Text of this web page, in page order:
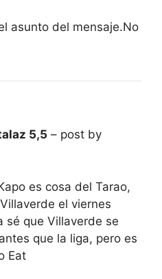
asunto del mensaje.No
5,5 – post by
es cosa del Tarao,
el viernes
sé que Villaverde se
que la liga, pero es
Eat